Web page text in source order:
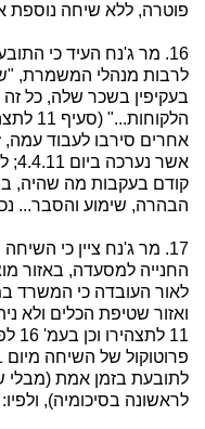
פוטרה, ללא שיחה נוספת
16. מר ג'נח העיד כי
לרבות מנהלי המשמרת,
בעקיפין בשכר שלה, כל
הלקוחות..." (סעיף 11 לתצהירו). לאור זאת, וכאשר
אחרים סירבו לעבוד עמה,
קודם בעקבות מה שהיה,
הבהרה, שימוע והסבר...
17. מר ג'נח ציין כי
החנייה למסעדה, באזור
לאור העובדה כי המשרד
ואזור שטיפת הכלים ולא
11
לתובעת בזמן אמת
לראשונה בסיכומיה), ולפיו: